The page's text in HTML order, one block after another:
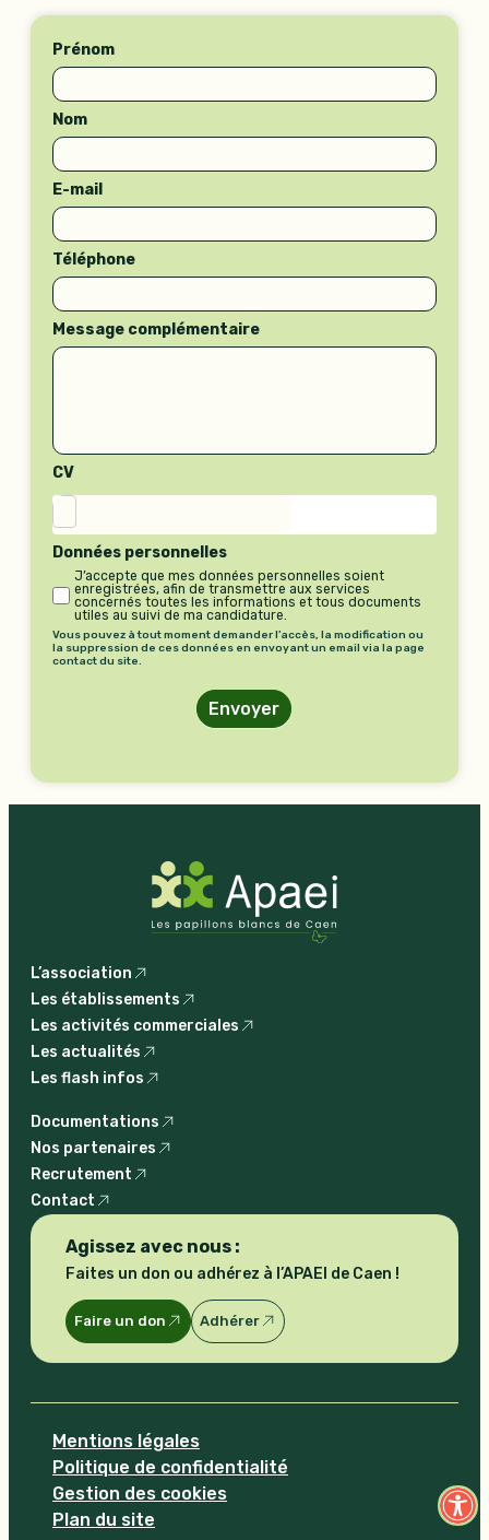
Réponse
à
l’annonce
Prénom
Nom
E-mail
Téléphone
Message complémentaire
CV
Données personnelles
J’accepte que mes données personnelles soient
enregistrées, afin de transmettre aux services
concernés toutes les informations et tous documents
utiles au suivi de ma candidature.
Vous pouvez à tout moment demander l’accès, la modification ou
la suppression de ces données en envoyant un email via la page
contact du site.
Envoyer
L’association
Les établissements
Les activités commerciales
Les actualités
Les flash infos
Documentations
Nos partenaires
Recrutement
Contact
Agissez avec nous :
Faites un don ou adhérez à l’APAEI de Caen !
Faire un don Adhérer
Mentions légales
Politique de confidentialité
Gestion des cookies
Plan du site
Ouvrir